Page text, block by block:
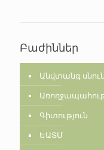
Բաժիններ
Անվտանգ
Գիտություն
ԵԱՏՄ